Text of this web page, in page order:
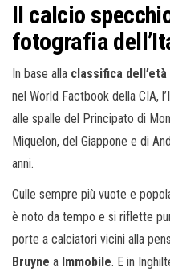
Il calcio
fotografia
In base alla classifica
nel World Factbook della CIA, l’
alle spalle del Principato di
Miquelon, del Giappone e di
anni.
Culle sempre più vuote e
è noto da tempo e si riflette
porte a calciatori vicini alla
Bruyne a Immobile. E in